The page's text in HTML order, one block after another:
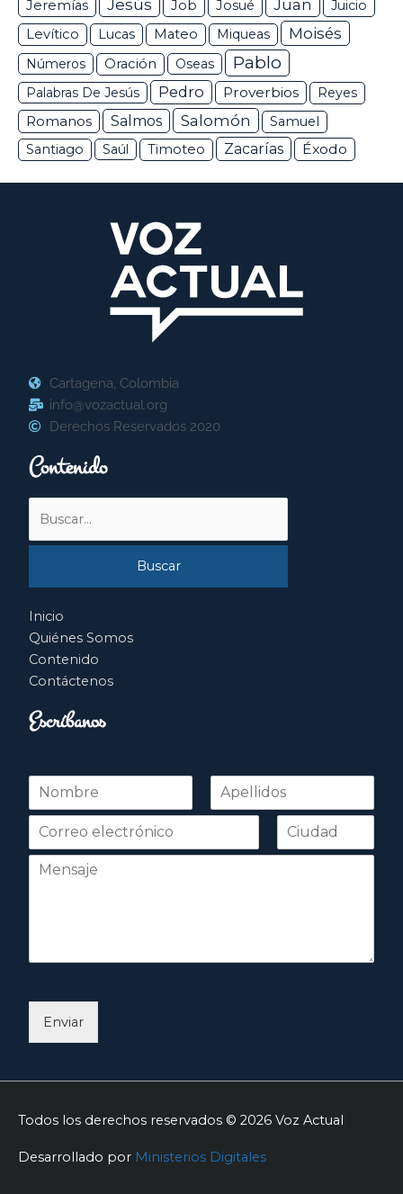
Jeremías Jesús Job Josué Juan
Juicio
Levítico
Lucas Mateo Miqueas Moisés
Números Oración Oseas Pablo
Palabras De Jesús Pedro Proverbios Reyes
Romanos Salmos Salomón
Samuel
Santiago
Saúl Timoteo Zacarías Éxodo
Cartagena, Colombia
info@vozactual.org
Derechos Reservados 2020
Contenido
por:
Inicio
Quiénes Somos
Contenido
Contáctenos
Escríbanos
N
m
r
Nombre Apellidos
Enviar
Todos los derechos reservados © 2026 Voz Actual
Desarrollado por Ministerios Digitales